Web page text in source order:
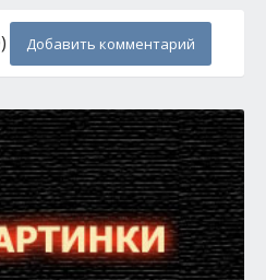
Добавить комментарий